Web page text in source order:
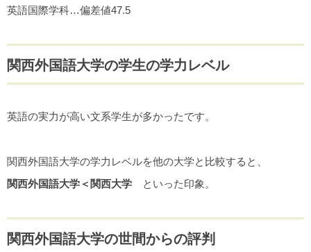
英語国際学科…偏差値47.5
関西外国語大学の学生の学力レベル
英語の実力が高い文系学生が多かったです。
関西外国語大学の学力レベルを他の大学と比較すると、
関西外国語大学＜関西大学
といった印象。
関西外国語大学の世間からの評判